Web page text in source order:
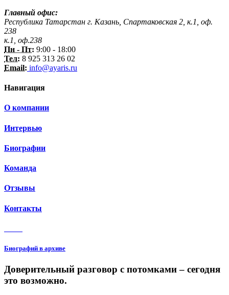
Главный офис:
Республика Татарстан г. Казань, Спартаковская 2, к.1, оф.
238
к.1, оф.238
Пн - Пт: 9:00 - 18:00
Тел: 8 925 313 26 02
Email: info@ayaris.ru
Навигация
О компании
Интервью
Биографии
Команда
Отзывы
Контакты
Биографий в архиве
Доверительный разговор с потомками – сегодня
это возможно.